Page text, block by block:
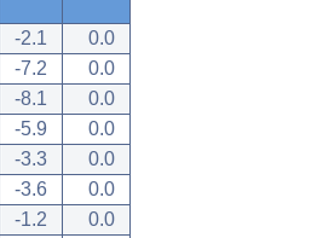
-2.1
0.0
-7.2
0.0
-8.1
0.0
-5.9
0.0
-3.3
0.0
-3.6
0.0
-1.2
0.0